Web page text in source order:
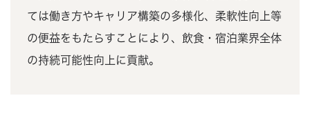
ては働き方やキャリア構築の多様化、柔軟性向上等
の便益をもたらすことにより、飲食・宿泊業界全体
の持続可能性向上に貢献。